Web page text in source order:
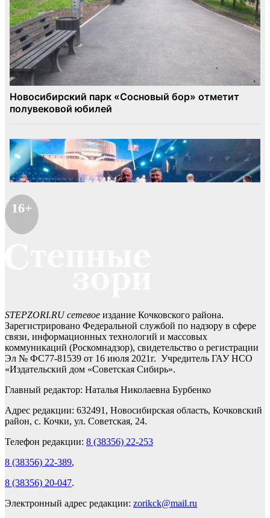
16+
STEPZORI.RU сетевое издание Кочковского района.
Зарегистрировано Федеральной службой по надзору в сфере
связи, информационных технологий и массовых
коммуникаций (Роскомнадзор), свидетельство о регистрации
Эл № ФС77-81539 от 16 июля 2021г. Учредитель ГАУ НСО
«Издательский дом «Советская Сибирь».
Главный редактор: Наталья Николаевна Бурбенко
Адрес редакции: 632491, Новосибирская область, Кочковский
район, с. Кочки, ул. Советская, 24.
Телефон редакции: 8 (38356) 22-253
8 (38356) 22-389,
8 (38356) 20-047.
Электронный адрес редакции: zorikck@mail.ru